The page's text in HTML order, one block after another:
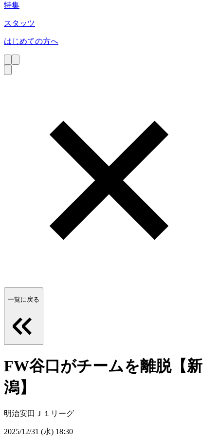
特集
スタッツ
はじめての方へ
一覧に戻る
FW谷口がチームを離脱【新
潟】
明治安田Ｊ１リーグ
2025/12/31 (水) 18:30